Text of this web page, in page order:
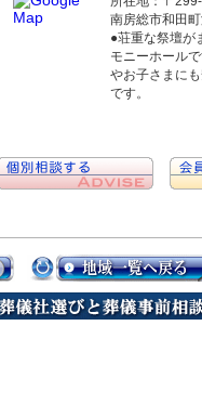
南房総市和田
●荘重な祭壇が
モニーホール
やお子さまに
です。